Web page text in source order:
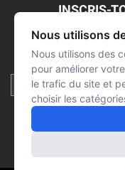
INSCRIS-
Reste à l’affût des
d’urgence et ne
Nous utilisons
Nous utilisons des
pour améliorer
le trafic du site et
choisir les